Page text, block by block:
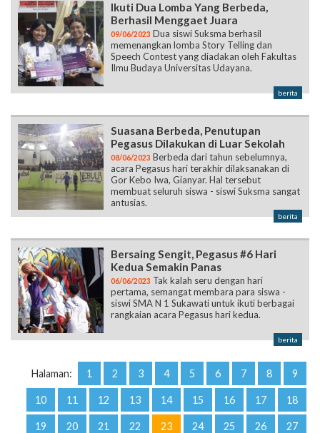
Ikuti Dua Lomba Yang Berbeda,
Berhasil Menggaet Juara
09/06/2023 Dua siswi Suksma berhasil
memenangkan lomba Story Telling dan
Speech Contest yang diadakan oleh Fakultas
Ilmu Budaya Universitas Udayana.
berita
Suasana Berbeda, Penutupan
Pegasus Dilakukan di Luar Sekolah
08/06/2023 Berbeda dari tahun sebelumnya,
acara Pegasus hari terakhir dilaksanakan di
Gor Kebo Iwa, Gianyar. Hal tersebut
membuat seluruh siswa - siswi Suksma sangat
antusias.
berita
Bersaing Sengit, Pegasus #6 Hari
Kedua Semakin Panas
06/06/2023 Tak kalah seru dengan hari
pertama, semangat membara para siswa -
siswi SMA N 1 Sukawati untuk ikuti berbagai
rangkaian acara Pegasus hari kedua.
berita
Halaman: 1 2 3 4 5 6 7 8 9
10 11 12 13 14 15 16 17 18
19 20 21 22 23 24 25 26 27